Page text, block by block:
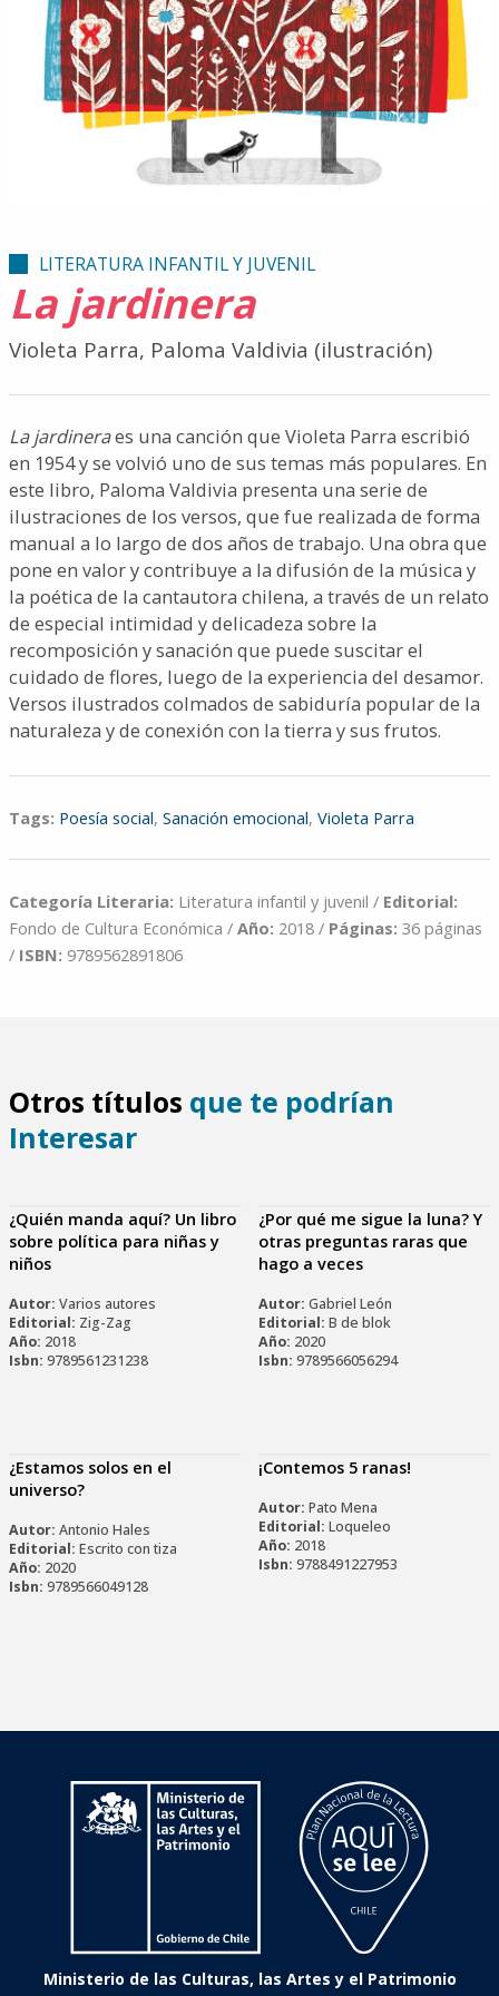
LITERATURA INFANTIL Y JUVENIL
La jardinera
Violeta Parra, Paloma Valdivia (ilustración)
La jardineraes una canción que Violeta Parra escribió
en 1954 y se volvió uno de sus temas más populares. En
este libro, Paloma Valdivia presenta una serie de
ilustraciones de los versos, que fue realizada de forma
manual a lo largo de dos años de trabajo. Una obra que
pone en valor y contribuye a la difusión de la música y
la poética de la cantautora chilena, a través de un relato
de especial intimidad y delicadeza sobre la
recomposición y sanación que puede suscitar el
cuidado de flores, luego de la experiencia del desamor.
Versos ilustrados colmados de sabiduría popular de la
naturaleza y de conexión con la tierra y sus frutos.
Tags: Poesía social, Sanación emocional, Violeta Parra
Categoría Literaria: Literatura infantil y juvenil / Editorial:
Fondo de Cultura Económica / Año: 2018 / Páginas: 36 páginas
/ ISBN: 9789562891806
Otros títulos que te podrían
Interesar
¿Quién manda aquí? Un libro
sobre política para niñas y
niños
Autor: Varios autores
Editorial: Zig-Zag
Año: 2018
Isbn: 9789561231238
¿Por qué me sigue la luna? Y
otras preguntas raras que
hago a veces
Autor: Gabriel León
Editorial: B de blok
Año: 2020
Isbn: 9789566056294
¿Estamos solos en el
universo?
Autor: Antonio Hales
Editorial: Escrito con tiza
Año: 2020
Isbn: 9789566049128
¡Contemos 5 ranas!
Autor: Pato Mena
Editorial: Loqueleo
Año: 2018
Isbn: 9788491227953
Ministerio de las Culturas, las Artes y el Patrimonio